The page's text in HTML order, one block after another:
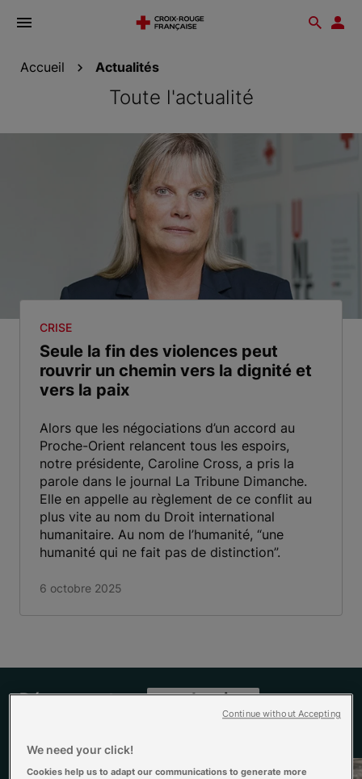
Ouvrir
Accueil Actualités
Toute l'actualité
CRISE
Seule la fin des violences peut
rouvrir un chemin vers la dignité et
vers la paix
Alors que les négociations d’un accord au
Proche-Orient relancent tous les espoirs,
notre présidente, Caroline Cross, a pris la
parole dans le journal La Tribune Dimanche.
Elle en appelle au règlement de ce conflit au
plus vite au nom du Droit international
humanitaire. Au nom de l’humanité, “une
humanité qui ne fait pas de distinction”.
6 octobre 2025
Découvrez tous nos dossiers
We need your click!
Cookies help us to adapt our communications to generate more
Continue without Accepting